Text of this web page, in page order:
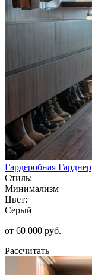
Гардеробная Гарднер
Стиль:
Минимализм
Цвет:
Серый
от 60 000 руб.
Рассчитать